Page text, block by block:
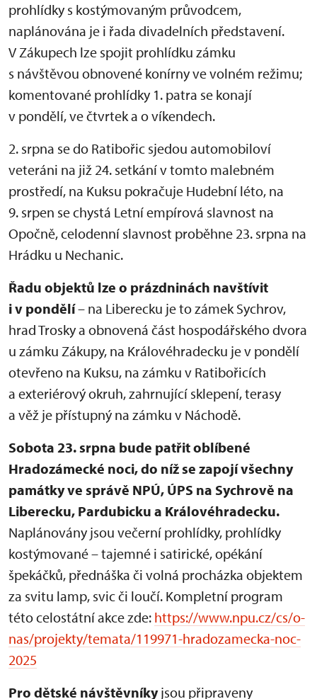
prohlídky s kostýmovaným průvodcem,
naplánována je i řada divadelních představení.
V Zákupech lze spojit prohlídku zámku
s návštěvou obnovené konírny ve volném režimu;
komentované prohlídky 1. patra se konají
v pondělí, ve čtvrtek a o víkendech.
2. srpna se do Ratibořic sjedou automobiloví
veteráni na již 24. setkání v tomto malebném
prostředí, na Kuksu pokračuje Hudební léto, na
9. srpen se chystá Letní empírová slavnost na
Opočně, celodenní slavnost proběhne 23. srpna na
Hrádku u Nechanic.
Řadu objektů lze o prázdninách navštívit
i v pondělí– na Liberecku je to zámek Sychrov,
hrad Trosky a obnovená část hospodářského dvora
u zámku Zákupy, na Královéhradecku je v pondělí
otevřeno na Kuksu, na zámku v Ratibořicích
a exteriérový okruh, zahrnující sklepení, terasy
a věž je přístupný na zámku v Náchodě.
Sobota 23. srpna bude patřit oblíbené
Hradozámecké noci, do níž se zapojí všechny
památky ve správě NPÚ, ÚPS na Sychrově na
Liberecku, Pardubicku a Královéhradecku.
Naplánovány jsou večerní prohlídky, prohlídky
kostýmované – tajemné i satirické, opékání
špekáčků, přednáška či volná procházka objektem
za svitu lamp, svic či loučí. Kompletní program
této celostátní akce zde: https://www.npu.cz/cs/o-
nas/projekty/temata/119971-hradozamecka-noc-
2025
Pro dětské návštěvníkyjsou připraveny